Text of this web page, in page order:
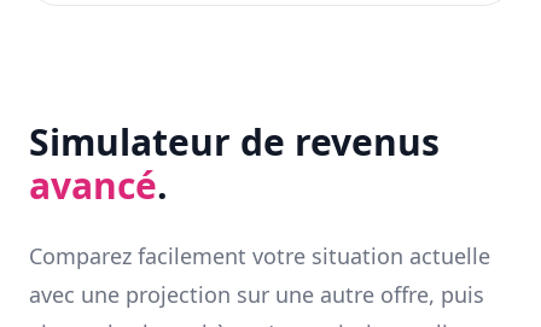
Simulateur de revenus
avancé.
Comparez facilement votre situation actuelle
avec une projection sur une autre offre, puis